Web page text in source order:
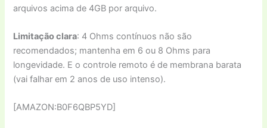
arquivos acima de 4GB por arquivo.
Limitação clara: 4 Ohms contínuos não são
recomendados; mantenha em 6 ou 8 Ohms para
longevidade. E o controle remoto é de membrana barata
(vai falhar em 2 anos de uso intenso).
[AMAZON:B0F6QBP5YD]